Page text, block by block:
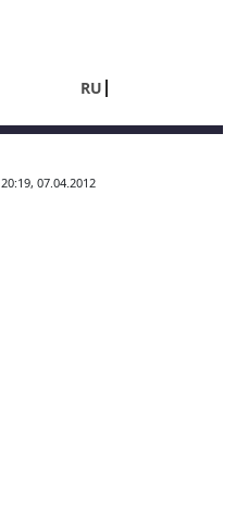
RU
20:19, 07.04.2012